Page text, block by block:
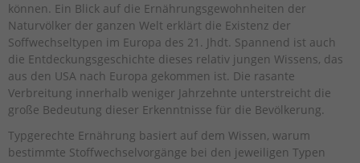
können. Ein Blick auf die Ernährungsgewohnheiten der
Naturvölker der ganzen Welt erklärt die Existenz der
Soffwechseltypen im Europa des 21. Jhdt. Spannend ist auch
die Entdeckungsgeschichte dieses relativ jungen Wissens, das
aus den USA nach Europa gekommen ist. Die rasante
Verbreitung innerhalb weniger Jahrzehnte unterstreicht die
große Bedeutung dieser Erkenntnisse für die Bevölkerung.
Typgerechte Ernährung basiert auf dem Wissen, warum
bestimmte Stoffwechselvorgänge bei den jeweiligen Typen